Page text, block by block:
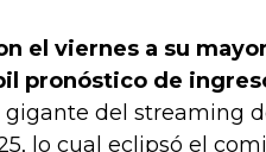
el viernes a su
pronóstico de
del streaming
lo cual eclipsó el